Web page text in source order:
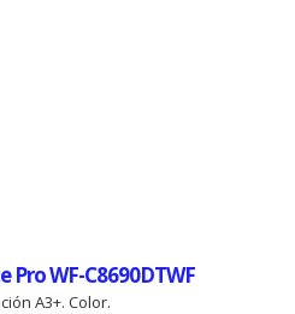
Pro WF-C8690DTWF
A3+. Color.